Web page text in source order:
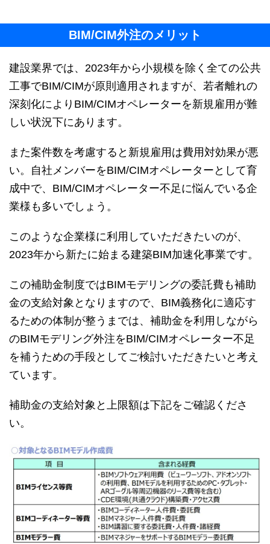
BIM/CIM外注のメリット
建設業界では、2023年から小規模を除く全ての公共
工事でBIM/CIMが原則適用されますが、若者離れの
深刻化によりBIM/CIMオペレーターを新規雇用が難
しい状況下にあります。
また案件数を考慮すると新規雇用は費用対効果が悪
い。自社メンバーをBIM/CIMオペレーターとして育
成中で、BIM/CIMオペレーター不足に悩んでいる企
業様も多いでしょう。
このような企業様に利用していただきたいのが、
2023年から新たに始まる建築BIM加速化事業です。
この補助金制度ではBIMモデリングの委託費も補助
金の支給対象となりますので、BIM義務化に適応す
るための体制が整うまでは、補助金を利用しながら
のBIMモデリング外注をBIM/CIMオペレーター不足
を補うための手段としてご検討いただきたいと考え
ています。
補助金の支給対象と上限額は下記をご確認くださ
い。